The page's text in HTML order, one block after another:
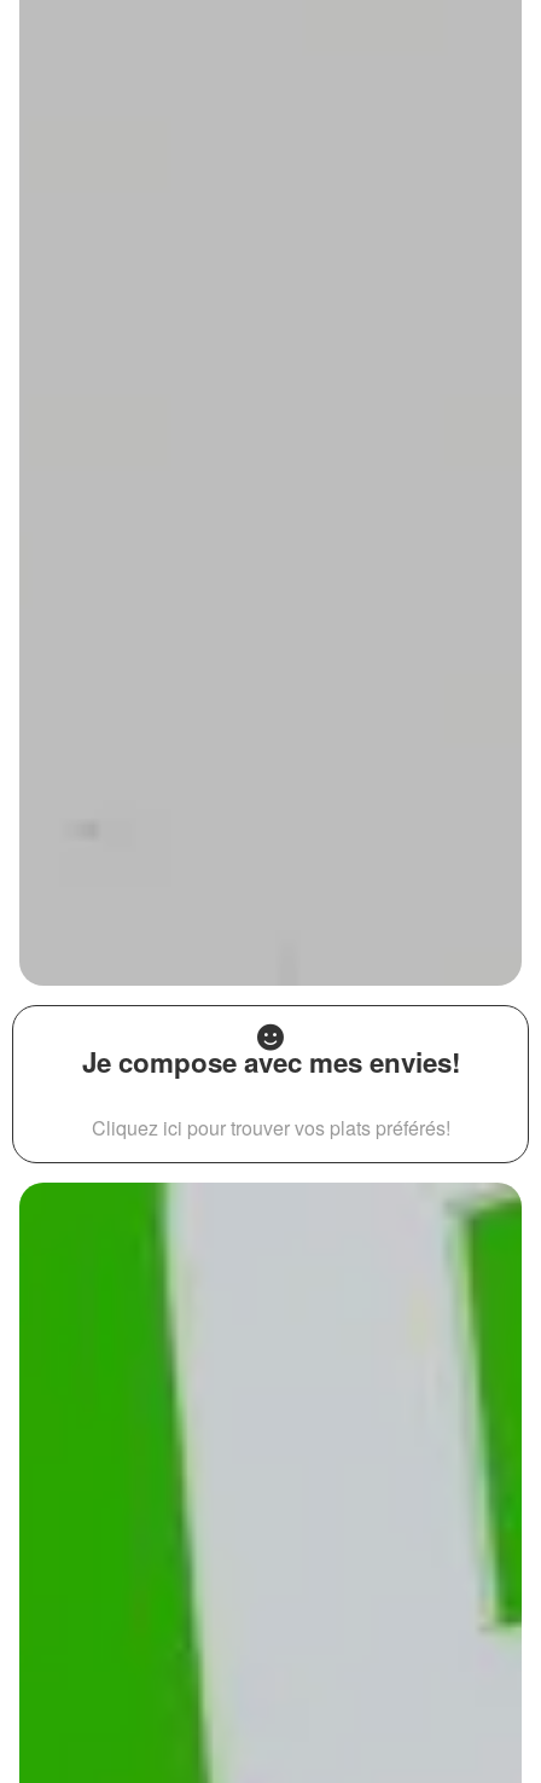
Je compose avec mes envies!
Cliquez ici pour trouver vos plats préférés!